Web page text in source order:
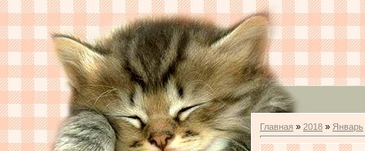
Главная » 2018 » Январь